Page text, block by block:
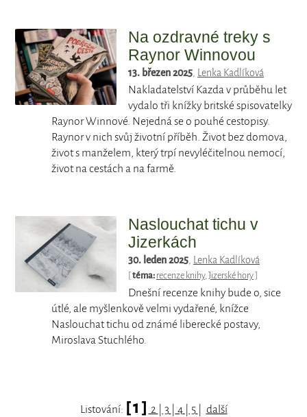
Na ozdravné treky s
Raynor Winnovou
13. březen 2025 Lenka Kadlíková
Nakladatelství Kazda v průběhu let
vydalo tři knížky britské spisovatelky
Raynor Winnové. Nejedná se o pouhé cestopisy.
Raynor v nich svůj životní příběh. Život bez domova,
život s manželem, který trpí nevyléčitelnou nemocí,
život na cestách a na farmě.
Naslouchat tichu v
Jizerkách
30. leden 2025 Lenka Kadlíková
[téma: recenze knihy,Jizerské hory]
Dnešní recenze knihy bude o, sice
útlé, ale myšlenkově velmi vydařené, knížce
Naslouchat tichu od známé liberecké postavy,
Miroslava Stuchlého.
Listování: [ 1 ] 2 3 4 5
další